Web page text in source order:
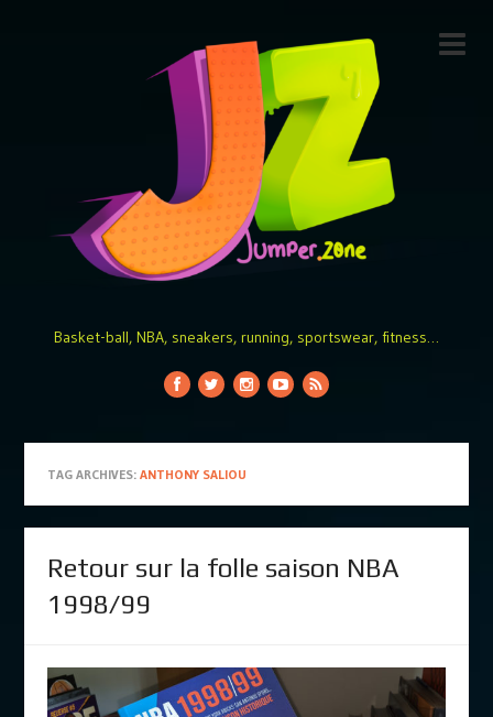
Basket-ball, NBA, sneakers, running, sportswear, fitness…
TAG ARCHIVES: ANTHONY SALIOU
Retour sur la folle saison NBA
1998/99